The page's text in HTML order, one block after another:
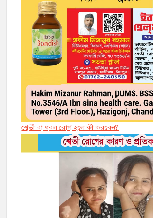
শ্বেতী বা ধবল রোগ হলে কী করবেন?